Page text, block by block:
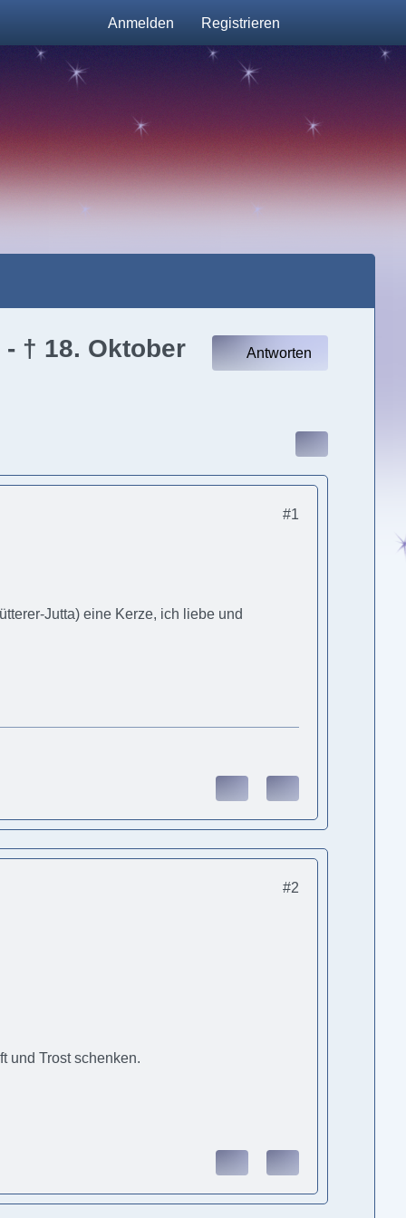
Anmelden Registrieren
† 18. Oktober Antworten
#1
Jutta) eine Kerze, ich liebe und
#2
und Trost schenken.